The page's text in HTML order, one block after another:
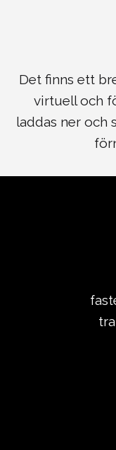
Det finns ett
virtuell och
laddas ner och